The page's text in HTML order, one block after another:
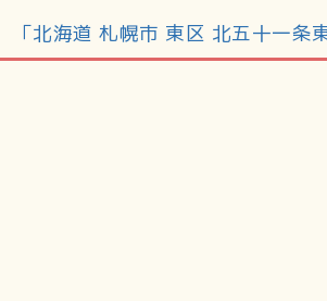
「北海道 札幌市 東区 北五十一条